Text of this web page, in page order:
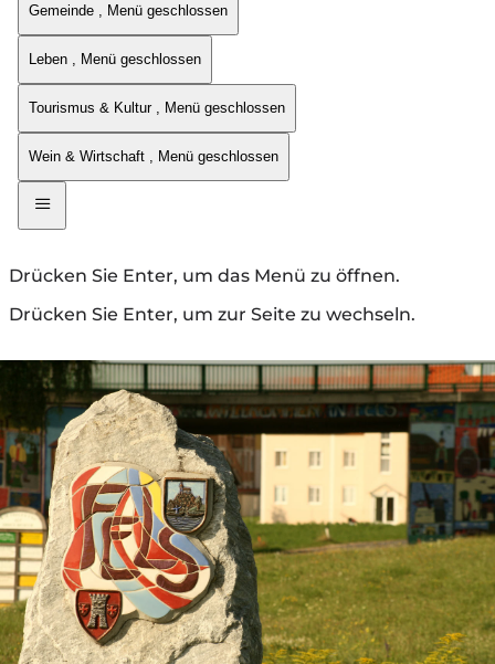
Gemeinde , Menü geschlossen
Leben , Menü geschlossen
Tourismus & Kultur , Menü geschlossen
Wein & Wirtschaft , Menü geschlossen
Drücken Sie Enter, um das Menü zu öffnen.
Drücken Sie Enter, um zur Seite zu wechseln.